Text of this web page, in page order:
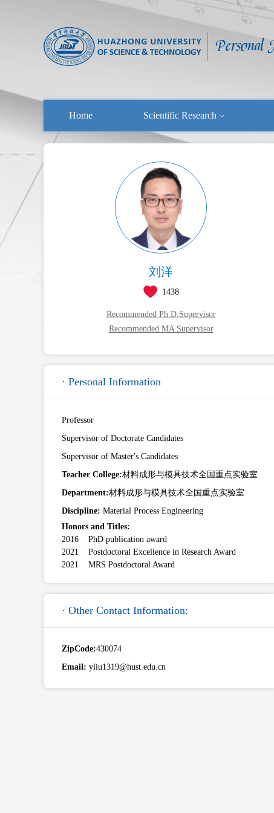
Home Scientific Research
刘洋
1438
Recommended Ph.D.Supervisor
Recommended MA Supervisor
· Personal Information
Professor
Supervisor of Doctorate Candidates
Supervisor of Master's Candidates
Teacher College:材料成形与模具技术全国重点实验室
Department:材料成形与模具技术全国重点实验室
Discipline: Material Process Engineering
Honors and Titles:
2016 PhD publication award
2021 Postdoctoral Excellence in Research Award
2021 MRS Postdoctoral Award
· Other Contact Information:
ZipCode:430074
Email: yliu1319@hust.edu.cn